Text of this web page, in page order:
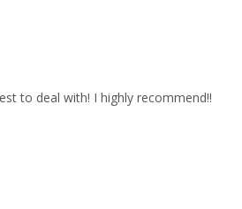
to deal with! I highly recommend!!